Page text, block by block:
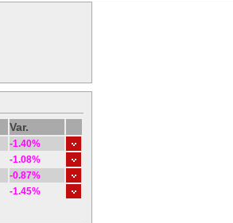
Var.
-1.40%
-1.08%
-0.87%
-1.45%